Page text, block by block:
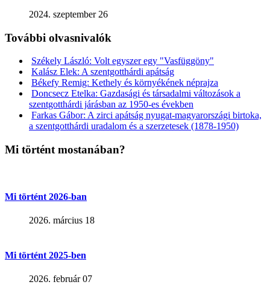
2024. szeptember 26
További olvasnivalók
Székely László: Volt egyszer egy "Vasfüggöny"
Kalász Elek: A szentgotthárdi apátság
Békefy Remig: Kethely és környékének néprajza
Doncsecz Etelka: Gazdasági és társadalmi változások a
szentgotthárdi járásban az 1950-es években
Farkas Gábor: A zirci apátság nyugat-magyarországi birtoka,
a szentgotthárdi uradalom és a szerzetesek (1878-1950)
Mi történt mostanában?
Mi történt 2026-ban
2026. március 18
Mi történt 2025-ben
2026. február 07